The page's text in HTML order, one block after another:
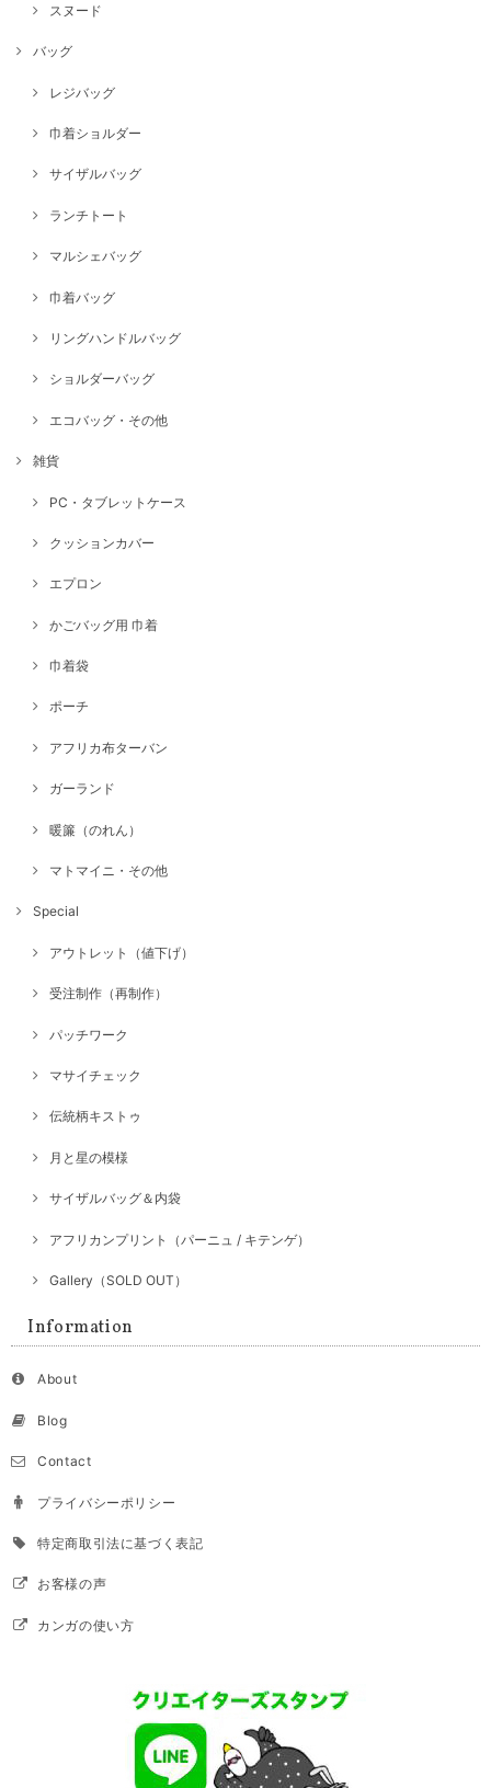
スヌード
バッグ
レジバッグ
巾着ショルダー
サイザルバッグ
ランチトート
マルシェバッグ
巾着バッグ
リングハンドルバッグ
ショルダーバッグ
エコバッグ・その他
雑貨
PC・タブレットケース
クッションカバー
エプロン
かごバッグ用 巾着
巾着袋
ポーチ
アフリカ布ターバン
ガーランド
暖簾（のれん）
マトマイニ・その他
Special
アウトレット（値下げ）
受注制作（再制作）
パッチワーク
マサイチェック
伝統柄キストゥ
月と星の模様
サイザルバッグ＆内袋
アフリカンプリント（パーニュ / キテンゲ）
Gallery（SOLD OUT）
Information
About
Blog
Contact
プライバシーポリシー
特定商取引法に基づく表記
お客様の声
カンガの使い方